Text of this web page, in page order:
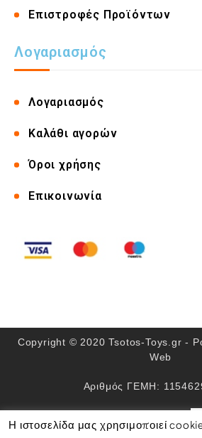
Επιστροφές Προϊόντων
Λογαριασμός
Λογαριασμός
Καλάθι αγορών
Όροι χρήσης
Επικοινωνία
Copyright © 2020 Tsotos-Toys.gr -
Web
Αριθμός ΓΕΜΗ:
Η ιστοσελίδα μας χρησιμοποιεί